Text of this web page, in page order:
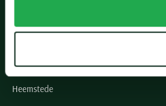
Onze winkels
Heemstede